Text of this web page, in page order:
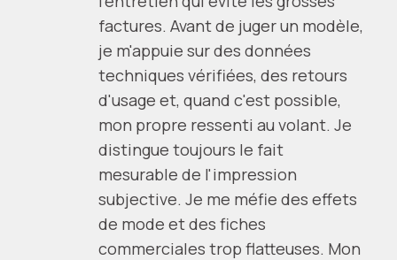
factures. Avant de juger un modèle,
je m'appuie sur des données
techniques vérifiées, des retours
d'usage et, quand c'est possible,
mon propre ressenti au volant. Je
distingue toujours le fait
mesurable de l'impression
subjective. Je me méfie des effets
de mode et des fiches
commerciales trop flatteuses. Mon